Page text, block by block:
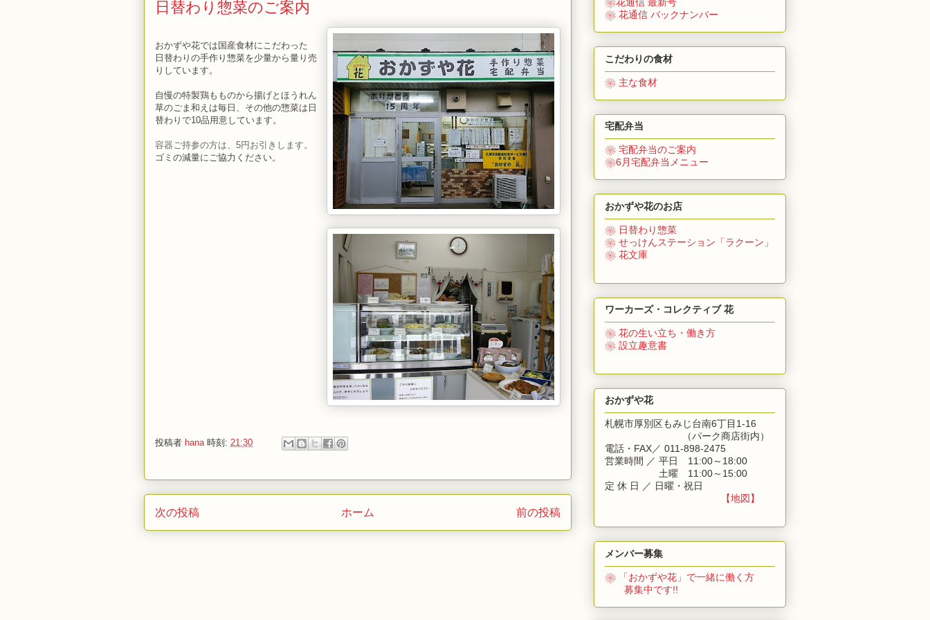
日替わり惣菜のご案内
おかずや花では 国産食材にこだわった
日替わりの手作り惣菜を少量から量り売
りしています。
自慢の特製鶏もものから揚げとほうれん
草のごま和えは毎日、その他の惣菜は日
替わりで10品用意しています。
容器ご持参の方は、5円お引きします。
ゴミの減量にご協力ください。
投稿者 hana 時刻: 21:30
次の投稿 前の投稿
ホーム
❀花通信 最新号
❀ 花通信 バックナンバー
こだわりの食材
❀ 主な食材
宅配弁当
❀ 宅配弁当のご案内
❀6月宅配弁当メニュー
おかずや花のお店
❀ 日替わり惣菜
❀ せっけんステーション「ラクーン」
❀ 花文庫
ワーカーズ・コレクティブ 花
❀ 花の生い立ち・働き方
❀ 設立趣意書
おかずや花
札幌市厚別区もみじ台南6丁目1-16
（パーク商店街内）
電話・FAX／ 011-898-2475
営業時間 ／ 平日 11:00～18:00
土曜 11:00～15:00
定 休 日 ／ 日曜・祝日
【地図】
メンバー募集
❀ 「おかずや花」 で一緒に働く方
募集中です!!